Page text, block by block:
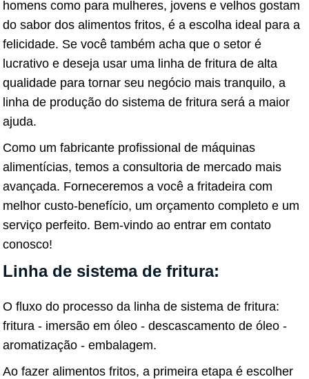
homens como para mulheres, jovens e velhos gostam
do sabor dos alimentos fritos, é a escolha ideal para a
felicidade. Se você também acha que o setor é
lucrativo e deseja usar uma linha de fritura de alta
qualidade para tornar seu negócio mais tranquilo, a
linha de produção do sistema de fritura será a maior
ajuda.
Como um fabricante profissional de máquinas
alimentícias, temos a consultoria de mercado mais
avançada. Forneceremos a você a fritadeira com
melhor custo-benefício, um orçamento completo e um
serviço perfeito. Bem-vindo ao entrar em contato
conosco!
Linha de sistema de fritura:
O fluxo do processo da linha de sistema de fritura:
fritura - imersão em óleo - descascamento de óleo -
aromatização - embalagem.
Ao fazer alimentos fritos, a primeira etapa é escolher